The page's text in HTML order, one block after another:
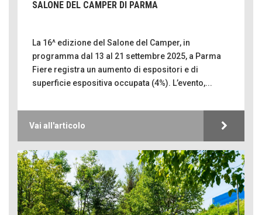
SALONE DEL CAMPER DI PARMA
La 16^ edizione del Salone del Camper, in
programma dal 13 al 21 settembre 2025, a Parma
Fiere registra un aumento di espositori e di
superficie espositiva occupata (4%). L’evento,...
Vai all'articolo